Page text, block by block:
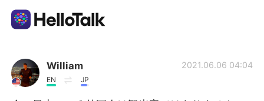
App di scambio linguistico
AI Grammar Checker
William
EN JP
2021.06.06 04:04